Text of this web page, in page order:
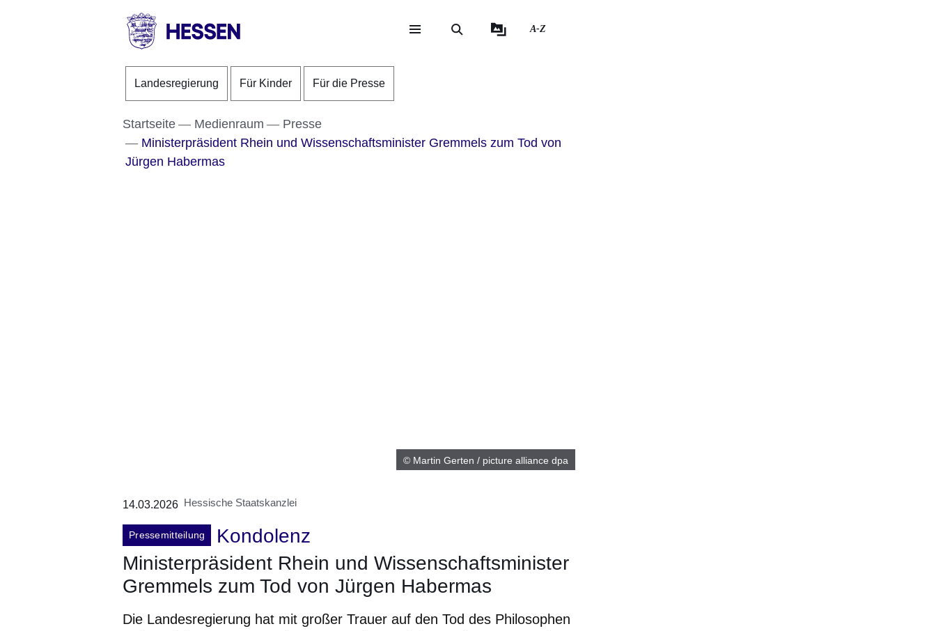
Direkt zum Kopf der Seite
Direkt zum Inhalt
Direkt zum Fuß der Seite
Landesregierung
A-Z
Landesregierung Für Kinder Für die Presse
Startseite Medienraum
Presse
Ministerpräsident Rhein und Wissenschaftsminister Gremmels zum Tod von
Jürgen Habermas
© Martin Gerten / picture alliance dpa
14.03.2026 Hessische Staatskanzlei
Pressemitteilung
Kondolenz
Ministerpräsident Rhein und Wissenschaftsminister
Gremmels zum Tod von Jürgen Habermas
Die Landesregierung hat mit großer Trauer auf den Tod des Philosophen